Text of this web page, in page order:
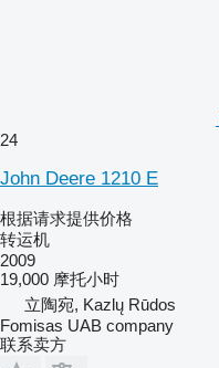
24
John Deere 1210 E
根据请求提供价格
转运机
2009
19,000 摩托小时
立陶宛, Kazlų Rūdos
Fomisas UAB company
联系卖方